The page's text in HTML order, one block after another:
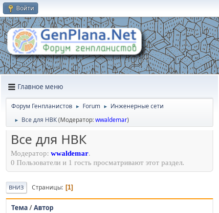
Войти
Главное меню
Форум Генпланистов ► Forum ► Инженерные сети
► Все для НВК(Модератор:wwaldemar)
Все для НВК
Модератор: wwaldemar.
0 Пользователи и 1 гость просматривают этот раздел.
ВНИЗ Страницы 1
Тема /Автор